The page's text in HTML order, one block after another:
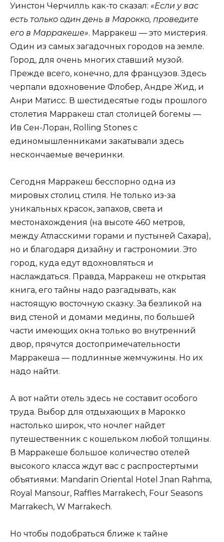
Уинстон Черчилль как-то сказал: «Если у вас
есть только один день в Марокко, проведите
его в Марракеше». Марракеш — это мистерия.
Один из самых загадочных городов на земле.
Город, для очень многих ставший музой.
Прежде всего, конечно, для французов. Здесь
черпали вдохновение Флобер, Андре Жид, и
Анри Матисс. В шестидесятые годы прошлого
столетия Марракеш стал столицей богемы —
Ив Сен-Лоран, Rolling Stones с
единомышленниками закатывали здесь
нескончаемые вечеринки.
Сегодня Марракеш бесспорно одна из
мировых столиц стиля. Не только из-за
уникальных красок, запахов, света и
местонахождения (на высоте 460 метров,
между Атласскими горами и пустыней Сахара),
но и благодаря дизайну и гастрономии. Это
город, куда едут вдохновляться и
наслаждаться. Правда, Марракеш не открытая
книга, его тайны надо разгадывать, как
настоящую восточную сказку. За безликой на
вид стеной и домами медины, по большей
части имеющих окна только во внутренний
двор, прячутся достопримечательности
Марракеша — подлинные жемчужины. Но их
надо найти.
А вот найти отель здесь не составит особого
труда. Выбор для отдыхающих в Марокко
настолько широк, что ночлег найдет
путешественник с кошельком любой толщины.
В Марракеше большое количество отелей
высокого класса ждут вас с распростертыми
объятиями: Mandarin Oriental Hotel Jnan Rahma,
Royal Mansour, Raffles Marrakech, Four Seasons
Marrakech, W Marrakech.
Но чтобы подобраться ближе к тайне